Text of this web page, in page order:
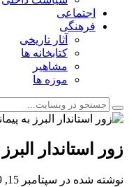
اجتماعی
فرهنگی
آثار تاریخی
کتابخانه ها
مشاهیر
موزه ها
زور استاندار
نوشته شده در سپتامبر 15, 2019